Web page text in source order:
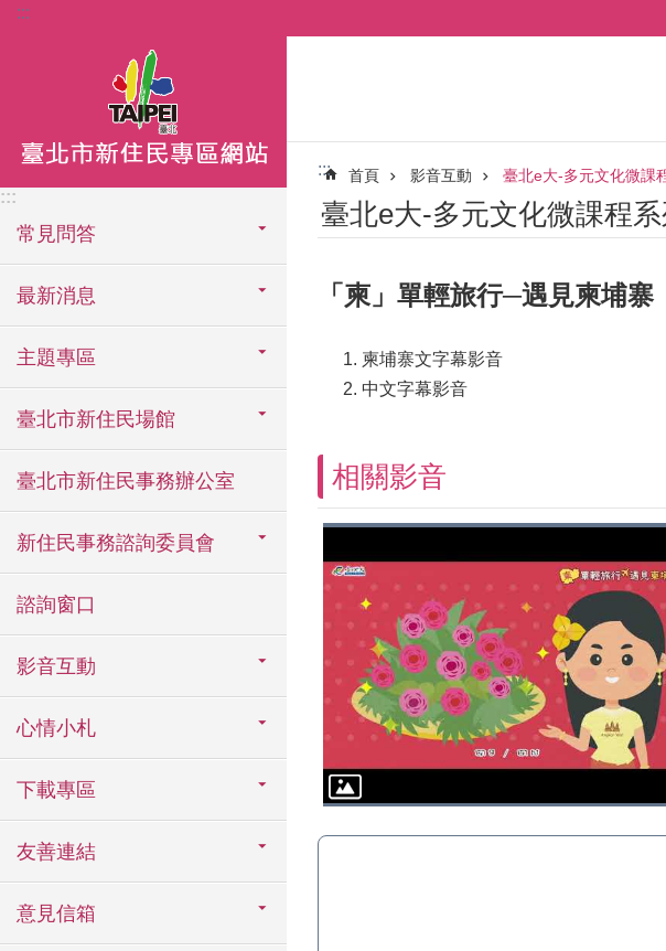
跳到主要內容區塊
:::
:::
常見問答
最新消息
主題專區
臺北市新住民場館
臺北市新住民事務辦公室
新住民事務諮詢委員會
諮詢窗口
影音互動
心情小札
下載專區
友善連結
意見信箱
::: 首頁 影音互動 臺北e大-多元文化微課
臺北e大-多元文化微課程系
「柬」單輕旅行─遇見柬埔寨
柬埔寨文字幕影音
中文字幕影音
相關影音